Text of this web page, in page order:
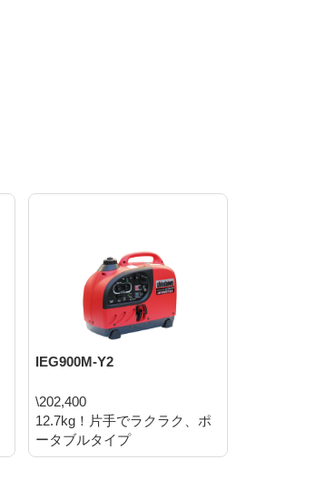
IEG900M-Y2
\202,400
12.7kg！片手でラクラク、ポ
ータブルタイプ